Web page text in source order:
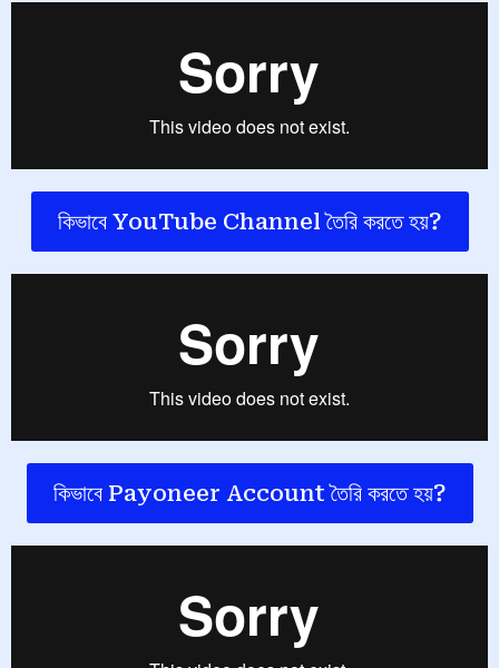
কিভাবে YouTube Channel তৈরি করতে হয়?
কিভাবে Payoneer Account তৈরি করতে হয়?